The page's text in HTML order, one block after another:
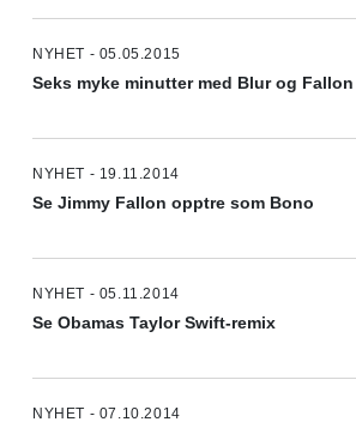
NYHET - 05.05.2015
Seks myke minutter med Blur og Fallon
NYHET - 19.11.2014
Se Jimmy Fallon opptre som Bono
NYHET - 05.11.2014
Se Obamas Taylor Swift-remix
NYHET - 07.10.2014